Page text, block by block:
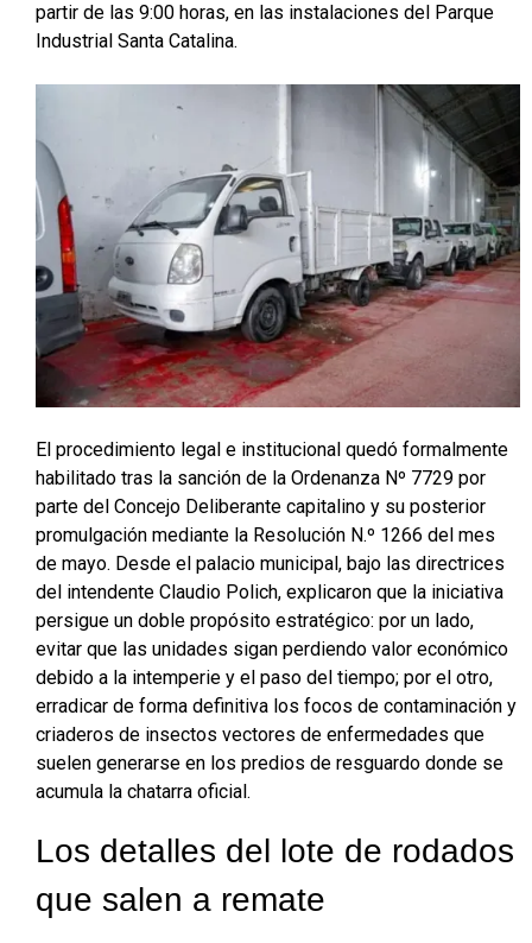
partir de las 9:00 horas, en las instalaciones del Parque
Industrial Santa Catalina.
El procedimiento legal e institucional quedó formalmente
habilitado tras la sanción de la Ordenanza Nº 7729 por
parte del Concejo Deliberante capitalino y su posterior
promulgación mediante la Resolución N.º 1266 del mes
de mayo. Desde el palacio municipal, bajo las directrices
del intendente Claudio Polich, explicaron que la iniciativa
persigue un doble propósito estratégico: por un lado,
evitar que las unidades sigan perdiendo valor económico
debido a la intemperie y el paso del tiempo; por el otro,
erradicar de forma definitiva los focos de contaminación y
criaderos de insectos vectores de enfermedades que
suelen generarse en los predios de resguardo donde se
acumula la chatarra oficial.
Los detalles del lote de rodados
que salen a remate